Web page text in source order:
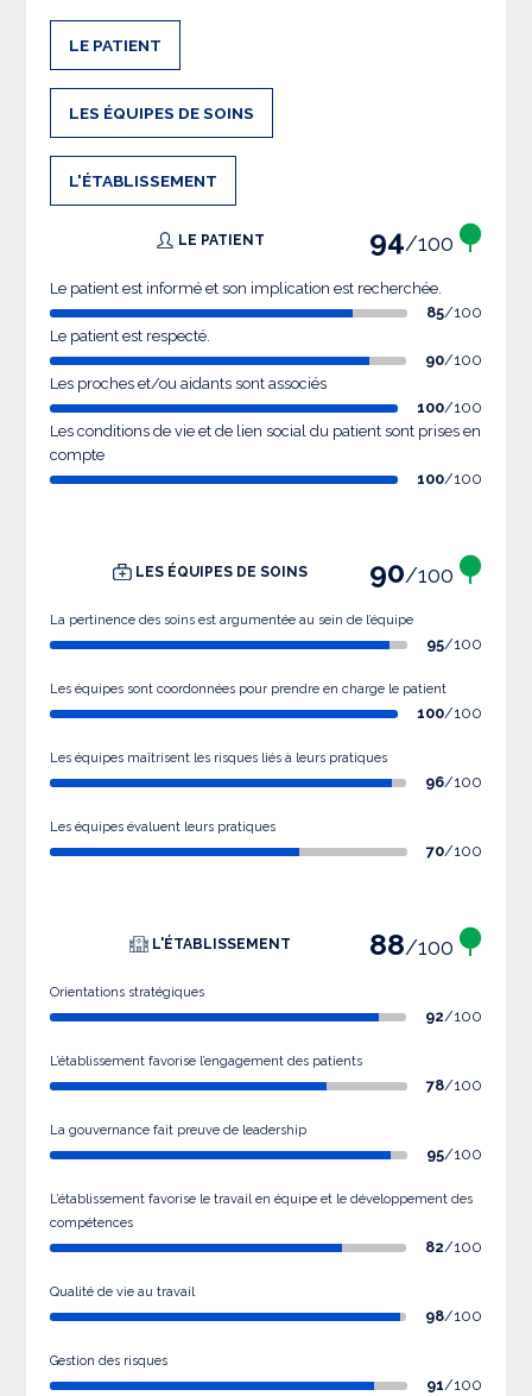
LE PATIENT
LES ÉQUIPES DE SOINS
L'ÉTABLISSEMENT
LE PATIENT 94/100
Le patient est informé et son implication est recherchée.
85/100
Le patient est respecté.
90/100
Les proches et/ou aidants sont associés
100/100
Les conditions de vie et de lien social du patient sont prises en
compte
100/100
LES ÉQUIPES DE SOINS 90/100
La pertinence des soins est argumentée au sein de l’équipe
95/100
Les équipes sont coordonnées pour prendre en charge le patient
100/100
Les équipes maîtrisent les risques liés à leurs pratiques
96/100
Les équipes évaluent leurs pratiques
70/100
L'ÉTABLISSEMENT 88/100
Orientations stratégiques
92/100
L’établissement favorise l’engagement des patients
78/100
La gouvernance fait preuve de leadership
95/100
L’établissement favorise le travail en équipe et le développement des
compétences
82/100
Qualité de vie au travail
98/100
Gestion des risques
91/100